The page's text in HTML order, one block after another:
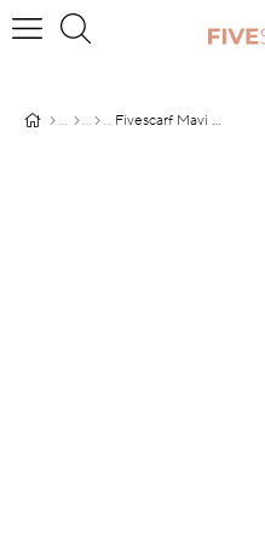
Fivescarf Mavi Twill Digital Eşarp